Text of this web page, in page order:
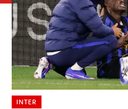
INTER